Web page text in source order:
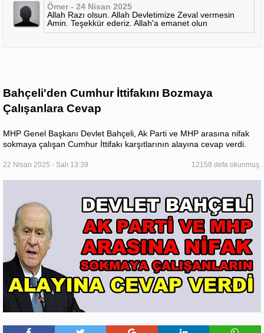
Ömer - 24 Nisan 2025
Allah Razı olsun. Allah Devletimize Zeval vermesin
Amin. Teşekkür ederiz. Allahʹa emanet olun
Bahçeli'den Cumhur İttifakını Bozmaya
Çalışanlara Cevap
MHP Genel Başkanı Devlet Bahçeli, Ak Parti ve MHP arasına nifak
sokmaya çalışan Cumhur İttifakı karşıtlarının alayına cevap verdi.
22 Nisan 2025 - Salı 13:39 12158 defa okunmuş.